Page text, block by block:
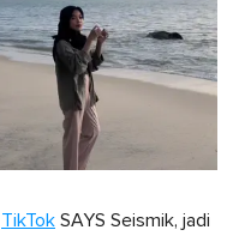
TikTok SAYS Seismik, jadi